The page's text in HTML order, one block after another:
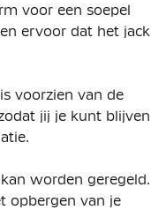
voor een soepel
ervoor dat het jack
voorzien van de
jij je kunt blijven
worden geregeld.
opbergen van je